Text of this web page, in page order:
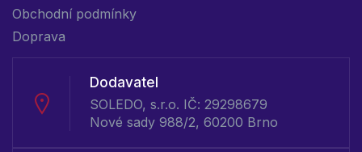
Obchodní podmínky
Doprava
Dodavatel
SOLEDO, s.r.o. IČ: 29298679
Nové sady 988/2, 60200 Brno